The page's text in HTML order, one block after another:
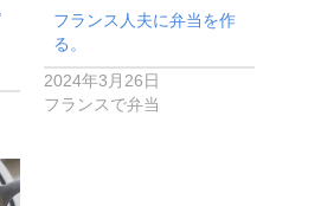
フランス人夫に弁当を作
る。
2024年3月26日
フランスで弁当